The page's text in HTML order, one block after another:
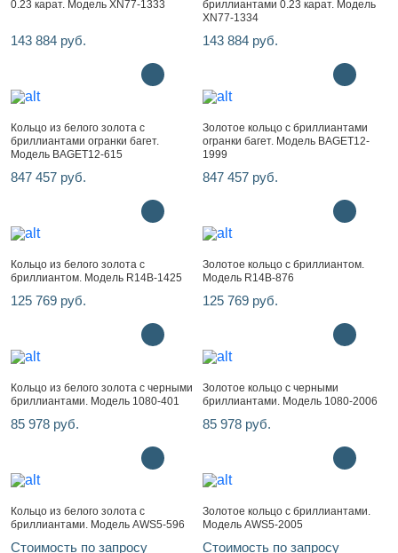
0.23 карат. Модель XN77-1333
143 884 руб.
бриллиантами 0.23 карат. Модель
XN77-1334
143 884 руб.
Кольцо из белого золота с
бриллиантами огранки багет.
Модель BAGET12-615
847 457 руб.
Золотое кольцо с бриллиантами
огранки багет. Модель BAGET12-
1999
847 457 руб.
Кольцо из белого золота с
бриллиантом. Модель R14B-1425
125 769 руб.
Золотое кольцо с бриллиантом.
Модель R14B-876
125 769 руб.
Кольцо из белого золота с черными
бриллиантами. Модель 1080-401
85 978 руб.
Золотое кольцо с черными
бриллиантами. Модель 1080-2006
85 978 руб.
Кольцо из белого золота с
бриллиантами. Модель AWS5-596
Стоимость по запросу
Золотое кольцо с бриллиантами.
Модель AWS5-2005
Стоимость по запросу